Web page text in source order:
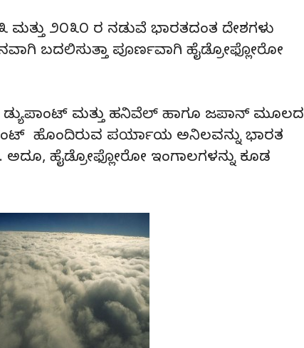
೨೦೩೦ ರ ನಡುವೆ ಭಾರತದಂತ ದೇಶಗಳು
ಬದಲಿಸುತ್ತಾ ಪೂರ್ಣವಾಗಿ ಹೈಡ್ರೋಫ್ಲೋರೋ
ಡ್ಯುಪಾಂಟ್ ಮತ್ತು ಹನಿವೆಲ್ ಹಾಗೂ ಜಪಾನ್ ಮೂಲದ
ಹೊಂದಿರುವ ಪರ್ಯಾಯ ಅನಿಲವನ್ನು ಭಾರತ
ಅದೂ, ಹೈಡ್ರೋಫ್ಲೋರೋ ಇಂಗಾಲಗಳನ್ನು ಕೂಡ